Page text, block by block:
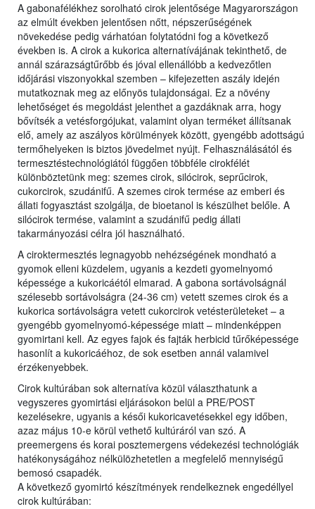
A gabonafélékhez sorolható cirok jelentősége Magyarországon
az elmúlt években jelentősen nőtt, népszerűségének
növekedése pedig várhatóan folytatódni fog a következő
években is. A cirok a kukorica alternatívájának tekinthető, de
annál szárazságtűrőbb és jóval ellenállóbb a kedvezőtlen
időjárási viszonyokkal szemben – kifejezetten aszály idején
mutatkoznak meg az előnyös tulajdonságai. Ez a növény
lehetőséget és megoldást jelenthet a gazdáknak arra, hogy
bővítsék a vetésforgójukat, valamint olyan terméket állítsanak
elő, amely az aszályos körülmények között, gyengébb adottságú
termőhelyeken is biztos jövedelmet nyújt. Felhasználásától és
termesztéstechnológiától függően többféle cirokfélét
különböztetünk meg: szemes cirok, silócirok, seprűcirok,
cukorcirok, szudánifű. A szemes cirok termése az emberi és
állati fogyasztást szolgálja, de bioetanol is készülhet belőle. A
silócirok termése, valamint a szudánifű pedig állati
takarmányozási célra jól használható.
A ciroktermesztés legnagyobb nehézségének mondható a
gyomok elleni küzdelem, ugyanis a kezdeti gyomelnyomó
képessége a kukoricáétól elmarad. A gabona sortávolságnál
szélesebb sortávolságra (24-36 cm) vetett szemes cirok és a
kukorica sortávolságra vetett cukorcirok vetésterületeket – a
gyengébb gyomelnyomó-képessége miatt – mindenképpen
gyomirtani kell. Az egyes fajok és fajták herbicid tűrőképessége
hasonlít a kukoricáéhoz, de sok esetben annál valamivel
érzékenyebbek.
Cirok kultúrában sok alternatíva közül választhatunk a
vegyszeres gyomirtási eljárásokon belül a PRE/POST
kezelésekre, ugyanis a késői kukoricavetésekkel egy időben,
azaz május 10-e körül vethető kultúráról van szó. A
preemergens és korai posztemergens védekezési technológiák
hatékonyságához nélkülözhetetlen a megfelelő mennyiségű
bemosó csapadék.
A következő gyomirtó készítmények rendelkeznek engedéllyel
cirok kultúrában: